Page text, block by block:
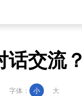
交流？
字体： 小 大